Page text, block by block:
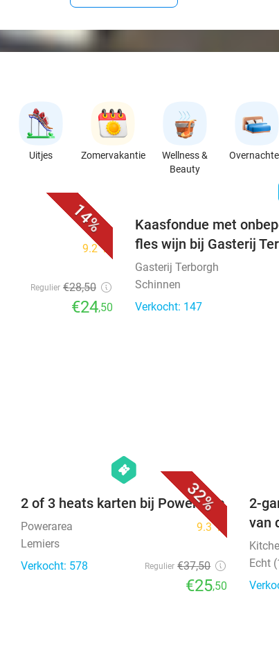
Uitjes Zomervakantie
Wellness &
Beauty
14%
9.2star
Regulier €28,50
€24,50
Kaasfondue met
fles wijn bij Gasterij
Gasterij Terborgh
Schinnen
Verkocht: 147
32%
hexagon
events
2 of 3 heats karten bij Powerarea
Powerarea 9.3star
Lemiers
Verkocht: 578
Regulier €37,50
€25,50
2-
van
Echt